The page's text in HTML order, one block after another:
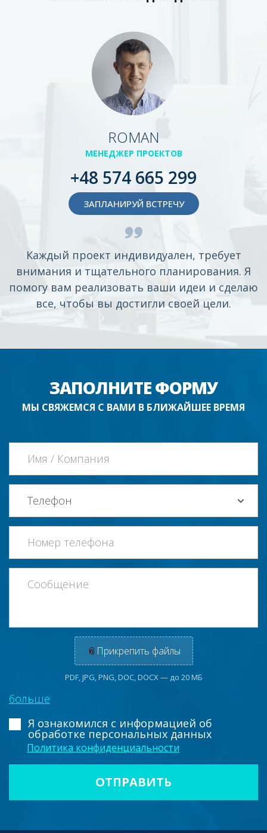
ROMAN
МЕНЕДЖЕР ПРОЕКТОВ
+48 574 665 299
ЗАПЛАНИРУЙ ВСТРЕЧУ
Каждый проект индивидуален, требует
внимания и тщательного планирования. Я
помогу вам реализовать ваши идеи и сделаю
все, чтобы вы достигли своей цели.
ЗАПОЛНИТЕ ФОРМУ
МЫ СВЯЖЕМСЯ С ВАМИ В БЛИЖАЙШЕЕ ВРЕМЯ
📎 Прикрепить файлы
PDF, JPG, PNG, DOC, DOCX — до 20 МБ
больше
Я ознакомился с информацией об
обработке персональных данных
Политика конфиденциальности